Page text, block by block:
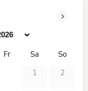
Fr Sa
So
1
2